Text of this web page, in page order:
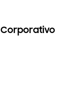
Corporativo